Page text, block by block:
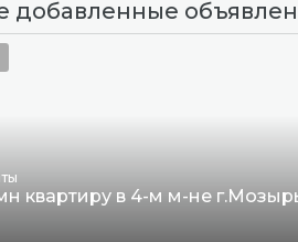
добавленные
квартиру в 4-м м-не